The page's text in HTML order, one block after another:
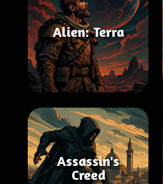
Alien: Terra
Assassin's
Creed